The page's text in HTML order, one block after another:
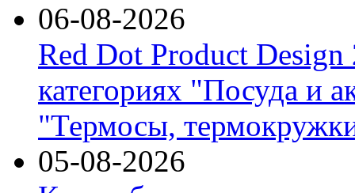
06-08-2026
Red Dot Product Design
категориях "Посуда и
"Термосы,
05-08-2026